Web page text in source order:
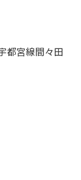
都宮線間々田